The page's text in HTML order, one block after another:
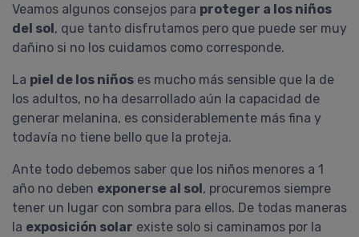
Veamos algunos consejos para proteger a los niños
del sol, que tanto disfrutamos pero que puede ser muy
dañino si no los cuidamos como corresponde.
La piel de los niños es mucho más sensible que la de
los adultos, no ha desarrollado aún la capacidad de
generar melanina, es considerablemente más fina y
todavía no tiene bello que la proteja.
Ante todo debemos saber que los niños menores a 1
año no deben exponerse al sol, procuremos siempre
tener un lugar con sombra para ellos. De todas maneras
la exposición solar existe solo si caminamos por la